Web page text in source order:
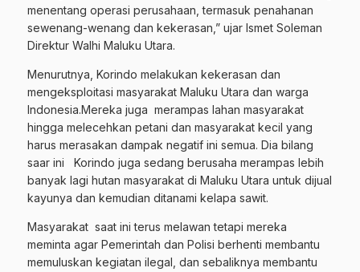
menentang operasi perusahaan, termasuk penahanan
sewenang-wenang dan kekerasan,” ujar Ismet Soleman
Direktur Walhi Maluku Utara.
Menurutnya, Korindo melakukan kekerasan dan
mengeksploitasi masyarakat Maluku Utara dan warga
Indonesia.Mereka juga merampas lahan masyarakat
hingga melecehkan petani dan masyarakat kecil yang
harus merasakan dampak negatif ini semua. Dia bilang
saar ini Korindo juga sedang berusaha merampas lebih
banyak lagi hutan masyarakat di Maluku Utara untuk dijual
kayunya dan kemudian ditanami kelapa sawit.
Masyarakat saat ini terus melawan tetapi mereka
meminta agar Pemerintah dan Polisi berhenti membantu
memuluskan kegiatan ilegal, dan sebaliknya membantu